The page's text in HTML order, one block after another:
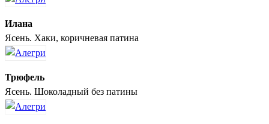
Илана
Ясень. Хаки, коричневая патина
Трюфель
Ясень. Шоколадный без патины